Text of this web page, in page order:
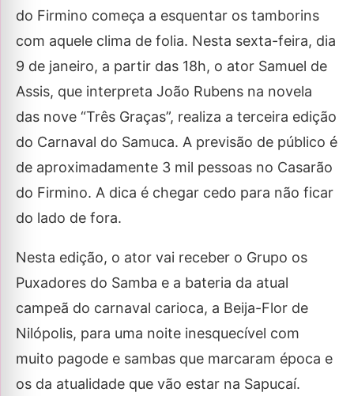
do Firmino começa a esquentar os tamborins
com aquele clima de folia. Nesta sexta-feira, dia
9 de janeiro, a partir das 18h, o ator Samuel de
Assis, que interpreta João Rubens na novela
das nove “Três Graças”, realiza a terceira edição
do Carnaval do Samuca. A previsão de público é
de aproximadamente 3 mil pessoas no Casarão
do Firmino. A dica é chegar cedo para não ficar
do lado de fora.
Nesta edição, o ator vai receber o Grupo os
Puxadores do Samba e a bateria da atual
campeã do carnaval carioca, a Beija-Flor de
Nilópolis, para uma noite inesquecível com
muito pagode e sambas que marcaram época e
os da atualidade que vão estar na Sapucaí.